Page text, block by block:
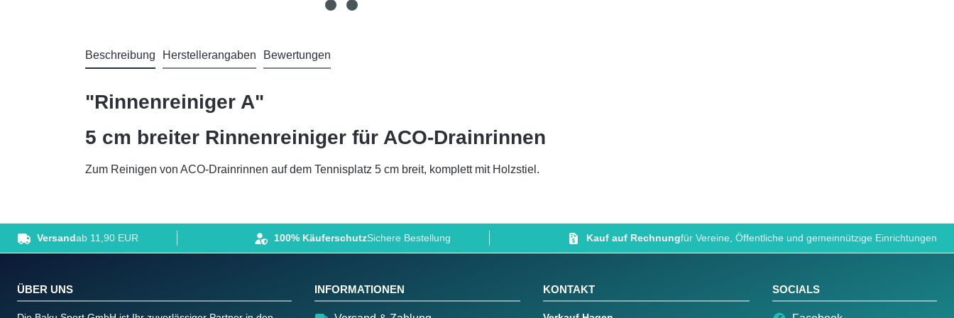
Beschreibung Herstellerangaben Bewertungen
"Rinnenreiniger A"
5 cm breiter Rinnenreiniger für ACO-Drainrinnen
Zum Reinigen von ACO-Drainrinnen auf dem Tennisplatz 5 cm breit, komplett mit Holzstiel.
Versandab 11,90 EUR 100% KäuferschutzSichere Bestellung Kauf auf Rechnungfür Vereine, Öffentliche und gemeinnützige Einrichtungen
ÜBER UNS INFORMATIONEN KONTAKT SOCIALS